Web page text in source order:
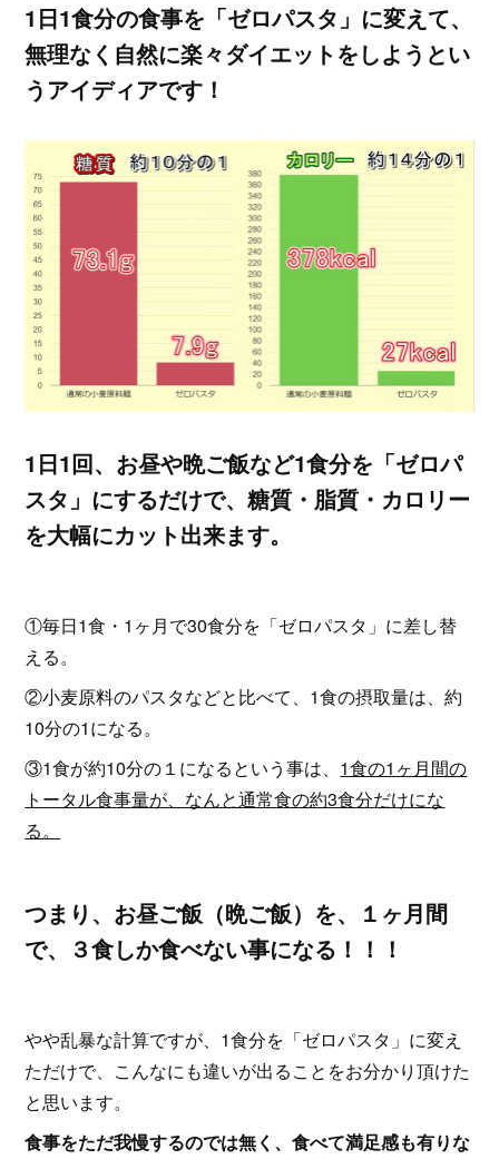
1日1食分の食事を「ゼロパスタ」に変えて、
無理なく自然に楽々ダイエットをしようとい
うアイディアです！
1日1回、お昼や晩ご飯など1食分を「ゼロパ
スタ」にするだけで、糖質・脂質・カロリー
を大幅にカット出来ます。
①毎日1食・1ヶ月で30食分を「ゼロパスタ」に差し替
える。
②小麦原料のパスタなどと比べて、1食の摂取量は、約
10分の1になる。
③1食が約10分の１になるという事は、 1食の1ヶ月間の
トータル食事量が、なんと通常食の約3食分だけにな
る。
つまり、お昼ご飯（晩ご飯）を、１ヶ月間
で、３食しか食べない事になる！！！
やや乱暴な計算ですが、1食分を「ゼロパスタ」に変え
ただけで、こんなにも違いが出ることをお分かり頂けた
と思います。
食事をただ我慢するのでは無く、食べて満足感も有りな